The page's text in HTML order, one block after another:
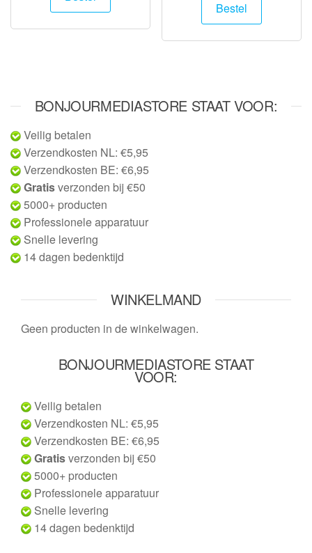
Bestel
BONJOURMEDIASTORE STAAT VOOR:
Veilig betalen
Verzendkosten NL: €5,95
Verzendkosten BE: €6,95
Gratisverzonden bij €50
5000+ producten
Professionele apparatuur
Snelle levering
14 dagen bedenktijd
WINKELMAND
Geen producten in de winkelwagen.
BONJOURMEDIASTORE STAAT
VOOR:
Veilig betalen
Verzendkosten NL: €5,95
Verzendkosten BE: €6,95
Gratisverzonden bij €50
5000+ producten
Professionele apparatuur
Snelle levering
14 dagen bedenktijd